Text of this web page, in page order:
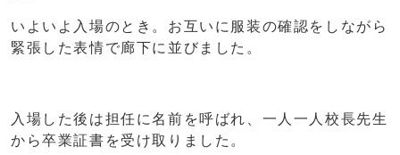
いよいよ入場のとき。お互いに服装の確認をしながら
緊張した表情で廊下に並びました。
入場した後は担任に名前を呼ばれ、一人一人校長先生
から卒業証書を受け取りました。